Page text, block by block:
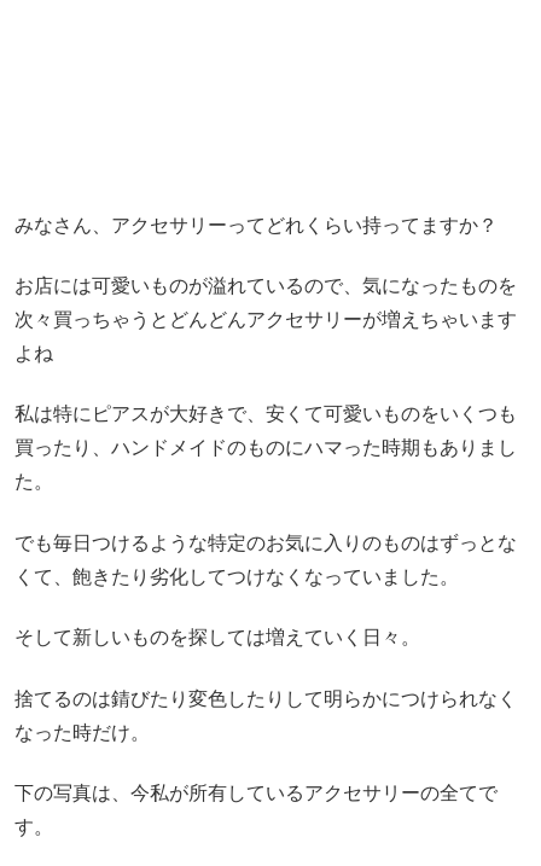
みなさん、アクセサリーってどれくらい持ってますか？
お店には可愛いものが溢れているので、気になったものを
次々買っちゃうとどんどんアクセサリーが増えちゃいます
よね
私は特にピアスが大好きで、安くて可愛いものをいくつも
買ったり、ハンドメイドのものにハマった時期もありまし
た。
でも毎日つけるような特定のお気に入りのものはずっとな
くて、飽きたり劣化してつけなくなっていました。
そして新しいものを探しては増えていく日々。
捨てるのは錆びたり変色したりして明らかにつけられなく
なった時だけ。
下の写真は、今私が所有しているアクセサリーの全てで
す。